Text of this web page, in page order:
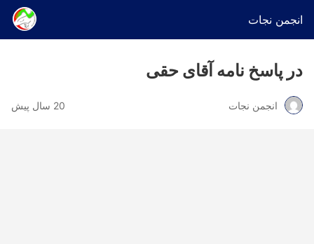
انجمن نجات
در پاسخ نامه آقای حقی
انجمن نجات 20 سال پیش